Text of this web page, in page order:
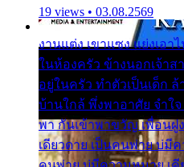
19 views • 03.08.2569
งานแต่ง เขาแซง แย่งเอ
ในห้องครัว ข้างนอกเจ้าส
อยู่ในครัว ทำตัวเป็นเด็ก
บ้านใกล้ พึ่งพาอาศัย จำใจ
พา กันเข้าพาขวัญ เพื่อนฝู
เดียวดาย เป็นคนพ่าย บ่มีค